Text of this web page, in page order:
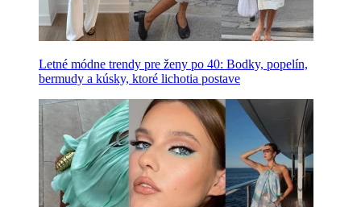
Letné módne trendy pre ženy po 40: Bodky, popelín,
bermudy a kúsky, ktoré lichotia postave